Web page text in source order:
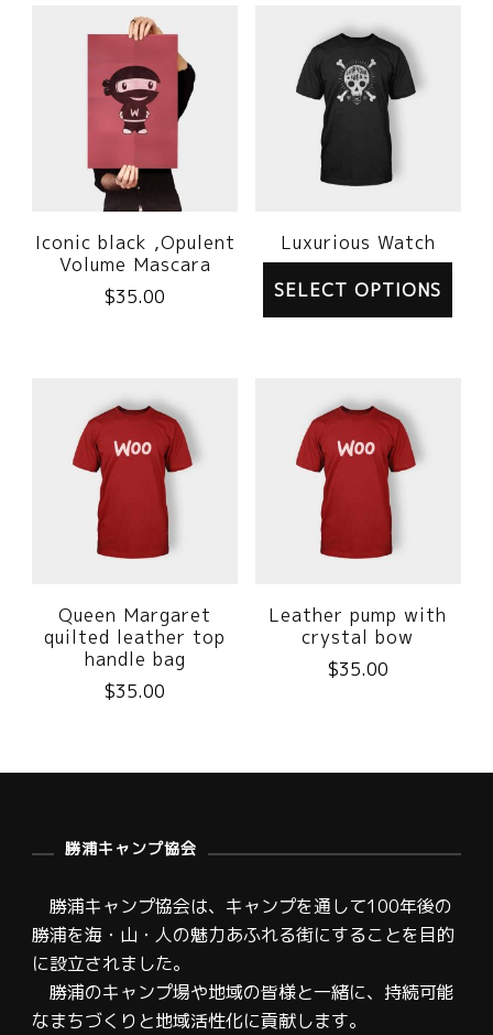
Iconic black ,Opulent
Volume Mascara
$35.00
Luxurious Watch
SELECT OPTIONS
Queen Margaret
quilted leather top
handle bag
$35.00
Leather pump with
crystal bow
$35.00
勝浦キャンプ協会
勝浦キャンプ協会は、キャンプを通して100年後の
勝浦を海・山・人の魅力あふれる街にすることを目的
に設立されました。
勝浦のキャンプ場や地域の皆様と一緒に、持続可能
なまちづくりと地域活性化に貢献します。